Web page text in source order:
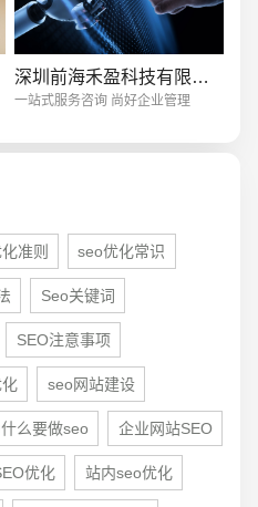
深圳前海禾盈科技有限公司
一站式服务咨询 尚好企业管理
准则 seo优化常识
Seo关键词
SEO注意事项
seo网站建设
么要做seo 企业网站SEO
优化 站内seo优化
开发 · 微信小程序开发 · 年度